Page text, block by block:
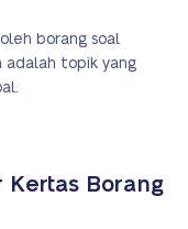
borang soal
adalah topik yang
Kertas Borang